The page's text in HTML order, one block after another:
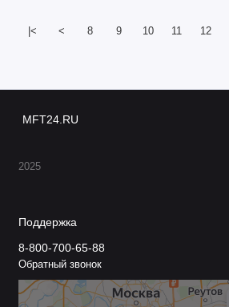
|< < 8 9 10 11 12
MFT24.RU
2025
Поддержка
8-800-700-65-88
Обратный звонок